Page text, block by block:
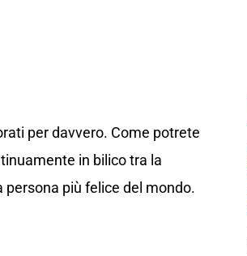
per davvero. Come potrete
in bilico tra la
persona più felice del mondo.